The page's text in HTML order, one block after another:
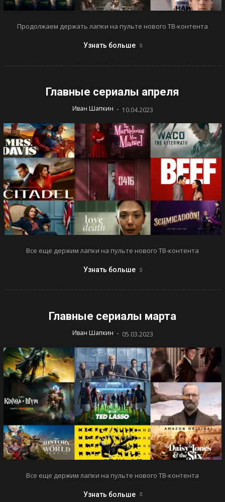
Продолжаем держать лапки на пульте нового ТВ-контента
Узнать больше
Главные сериалы апреля
Иван Шапкин - 10.04.2023
Все еще держим лапки на пульте нового ТВ-контента
Узнать больше
Главные сериалы марта
Иван Шапкин - 05.03.2023
Все еще держим лапки на пульте нового ТВ-контента
Узнать больше